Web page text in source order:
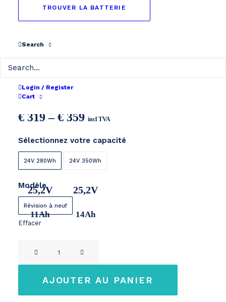
TROUVER LA BATTERIE
Search
Login / Register
Cart
Btwin Elops 24V
€ 319 – € 359Price
€ 319
through
incl TVA
Sélectionnez votre capacité
24V 280Wh
25,2V
11Ah
24V 350Wh
25,2V
14Ah
Modèle
Révision à neuf
Effacer
AJOUTER AU PANIER